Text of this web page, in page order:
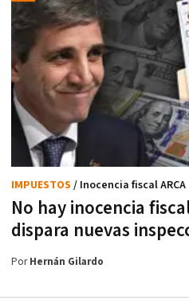
No hay inocencia
dispara nuevas
IMPUESTOS / Inocencia fiscal ARCA
PorHernán Gilardo